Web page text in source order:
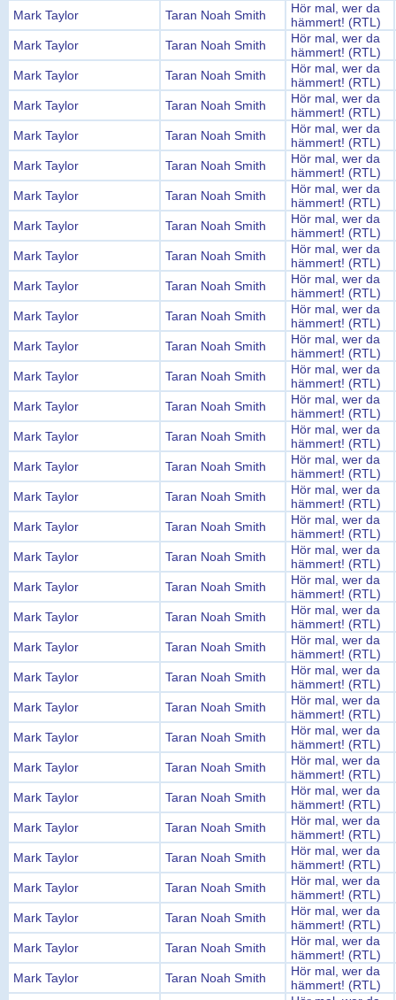
Mark Taylor
Taran Noah Smith
Hör mal, wer da
hämmert! (RTL)
Mark Taylor
Taran Noah Smith
Hör mal, wer da
hämmert! (RTL)
Mark Taylor
Taran Noah Smith
Hör mal, wer da
hämmert! (RTL)
Mark Taylor
Taran Noah Smith
Hör mal, wer da
hämmert! (RTL)
Mark Taylor
Taran Noah Smith
Hör mal, wer da
hämmert! (RTL)
Mark Taylor
Taran Noah Smith
Hör mal, wer da
hämmert! (RTL)
Mark Taylor
Taran Noah Smith
Hör mal, wer da
hämmert! (RTL)
Mark Taylor
Taran Noah Smith
Hör mal, wer da
hämmert! (RTL)
Mark Taylor
Taran Noah Smith
Hör mal, wer da
hämmert! (RTL)
Mark Taylor
Taran Noah Smith
Hör mal, wer da
hämmert! (RTL)
Mark Taylor
Taran Noah Smith
Hör mal, wer da
hämmert! (RTL)
Mark Taylor
Taran Noah Smith
Hör mal, wer da
hämmert! (RTL)
Mark Taylor
Taran Noah Smith
Hör mal, wer da
hämmert! (RTL)
Mark Taylor
Taran Noah Smith
Hör mal, wer da
hämmert! (RTL)
Mark Taylor
Taran Noah Smith
Hör mal, wer da
hämmert! (RTL)
Mark Taylor
Taran Noah Smith
Hör mal, wer da
hämmert! (RTL)
Mark Taylor
Taran Noah Smith
Hör mal, wer da
hämmert! (RTL)
Mark Taylor
Taran Noah Smith
Hör mal, wer da
hämmert! (RTL)
Mark Taylor
Taran Noah Smith
Hör mal, wer da
hämmert! (RTL)
Mark Taylor
Taran Noah Smith
Hör mal, wer da
hämmert! (RTL)
Mark Taylor
Taran Noah Smith
Hör mal, wer da
hämmert! (RTL)
Mark Taylor
Taran Noah Smith
Hör mal, wer da
hämmert! (RTL)
Mark Taylor
Taran Noah Smith
Hör mal, wer da
hämmert! (RTL)
Mark Taylor
Taran Noah Smith
Hör mal, wer da
hämmert! (RTL)
Mark Taylor
Taran Noah Smith
Hör mal, wer da
hämmert! (RTL)
Mark Taylor
Taran Noah Smith
Hör mal, wer da
hämmert! (RTL)
Mark Taylor
Taran Noah Smith
Hör mal, wer da
hämmert! (RTL)
Mark Taylor
Taran Noah Smith
Hör mal, wer da
hämmert! (RTL)
Mark Taylor
Taran Noah Smith
Hör mal, wer da
hämmert! (RTL)
Mark Taylor
Taran Noah Smith
Hör mal, wer da
hämmert! (RTL)
Mark Taylor
Taran Noah Smith
Hör mal, wer da
hämmert! (RTL)
Mark Taylor
Taran Noah Smith
Hör mal, wer da
hämmert! (RTL)
Mark Taylor
Taran Noah Smith
Hör mal, wer da
hämmert! (RTL)